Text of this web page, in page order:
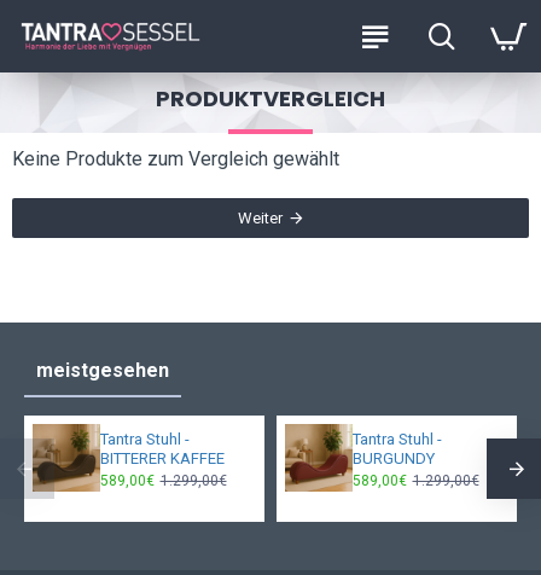
PRODUKTVERGLEICH
Keine Produkte zum Vergleich gewählt
Weiter
meistgesehen
Tantra Stuhl -
BITTERER KAFFEE
589,00€ 1.299,00€
Tantra Stuhl -
BURGUNDY
589,00€ 1.299,00€